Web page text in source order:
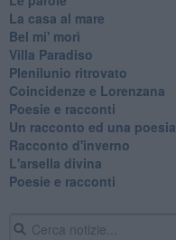
La casa al mare
Bel mi' morì
Villa Paradiso
Plenilunio ritrovato
Coincidenze e Lorenzana
Poesie e racconti
Un racconto ed una poesia
Racconto d'inverno
​L'arsella divina
Poesie e racconti